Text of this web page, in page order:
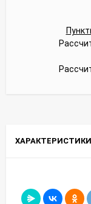
ХАРАКТЕРИСТИКИ